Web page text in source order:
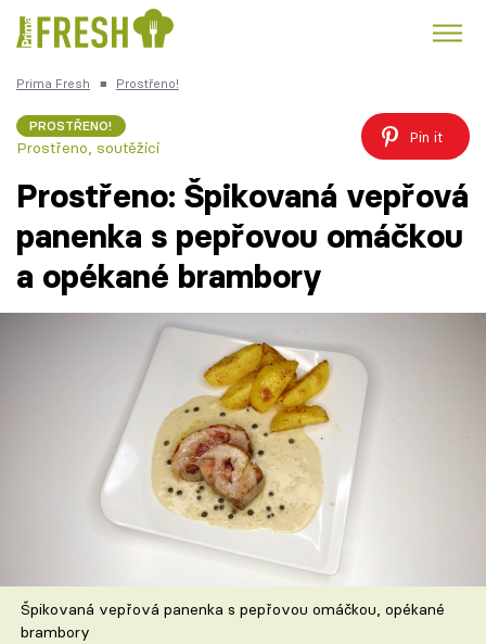
Česká kuchyně
Témata
TV Program
Škola vaření
Speciál: Cuketa
Prima Fresh ■ Prostřeno!
PROSTŘENO!
Prostřeno, soutěžící
Pin it
Prostřeno: Špikovaná vepřová
panenka s pepřovou omáčkou
a opékané brambory
Špikovaná vepřová panenka s pepřovou omáčkou, opékané
brambory